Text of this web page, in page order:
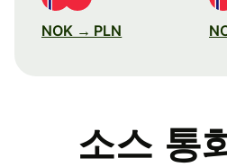
NOK → PLN
소스 통